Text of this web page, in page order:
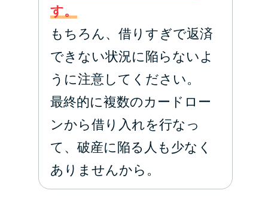
す。
もちろん、借りすぎで返済
できない状況に陥らないよ
うに注意してください。
最終的に複数のカードロー
ンから借り入れを行なっ
て、破産に陥る人も少なく
ありませんから。